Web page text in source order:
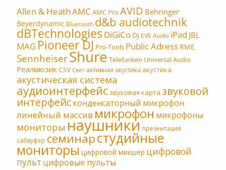
Allen & HeathAMC AMC Pro AVID Behringer
Beyerdynamic Bluetooth d&b audiotechnik
dBTechnologies DiGiCo DJ EVE Audio iPad JBL
MAG Pioneer DJ Pro-Tools Public Adress RME
SennheiserShure Telefunken Universal Audio
РеалмюзикСЗУ Свет активная акустика акустика
акустическая система
аудиоинтерфейс звуковая карта звуковой
интерфейсконденсаторный микрофон
линейный массив микрофон микрофоны
мониторы наушники презентация
сабвуфер семинарстудийные
мониторы цифровой микшер цифровой
пульт цифровые пульты